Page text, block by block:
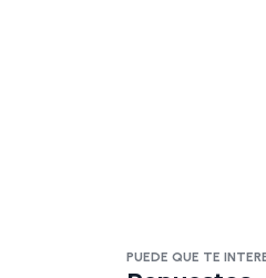
PUEDE QUE TE